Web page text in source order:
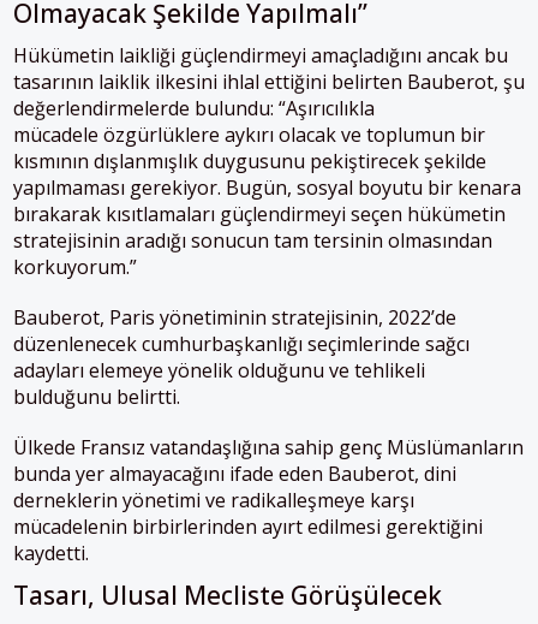
Olmayacak Şekilde Yapılmalı”
Hükümetin laikliği güçlendirmeyi amaçladığını ancak bu
tasarının laiklik ilkesini ihlal ettiğini belirten Bauberot, şu
değerlendirmelerde bulundu: “Aşırıcılıkla
mücadele özgürlüklere aykırı olacak ve toplumun bir
kısmının dışlanmışlık duygusunu pekiştirecek şekilde
yapılmaması gerekiyor. Bugün, sosyal boyutu bir kenara
bırakarak kısıtlamaları güçlendirmeyi seçen hükümetin
stratejisinin aradığı sonucun tam tersinin olmasından
korkuyorum.”
Bauberot, Paris yönetiminin stratejisinin, 2022’de
düzenlenecek cumhurbaşkanlığı seçimlerinde sağcı
adayları elemeye yönelik olduğunu ve tehlikeli
bulduğunu belirtti.
Ülkede Fransız vatandaşlığına sahip genç Müslümanların
bunda yer almayacağını ifade eden Bauberot, dini
derneklerin yönetimi ve radikalleşmeye karşı
mücadelenin birbirlerinden ayırt edilmesi gerektiğini
kaydetti.
Tasarı, Ulusal Mecliste Görüşülecek